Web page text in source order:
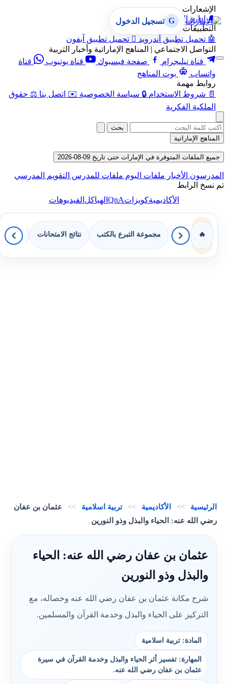
الإشعارات
🔔 إدارة الإشعارات
التطبيقات
🤖 تحميل تطبيق أندرويد  تحميل تطبيق آيفون
التواصل الاجتماعي | المناهج الإماراتية وأخبار التربية
قناة تيليجرام
صفحة فيسبوك قناة يوتيوب
قناة
واتساب
بوت المناهج
روابط مهمة
📄 شروط الاستخدام 🔒 سياسة الخصوصية ✉️ اتصل بنا ⚖️ حقوق
الملكية الفكرية
G تسجيل الدخول
بحث
المناهج الإماراتية
جميع الملفات المتوفرة في الإمارات حتى تاريخ 09-08-2026
المدرسون الأخبار ملفات اليوم ملفات للمدرس التقويم المدرسي
تم نسخ الرابط
الأكاديميةكويزاتQnAالهياكلالفيديوهات
🔥 مجموعة التبرع بالكتب نتائج الامتحانات
الرئيسية >> الأكاديمية >> تربية اسلامية >>
عثمان بن عفان
رضي الله عنه: الحياء والبذل وذو النورين
عثمان بن عفان رضي الله عنه: الحياء
والبذل وذو النورين
شرح مكانة عثمان بن عفان رضي الله عنه وخصاله، مع
التركيز على الحياء والبذل وخدمة القرآن والمسلمين.
المادة: تربية اسلامية
المهارة: تفسير أثر الحياء والبذل وخدمة القرآن في سيرة
عثمان بن عفان رضي الله عنه.